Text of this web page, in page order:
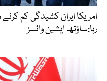
امریکا ایران کشیدگی کم کرنے
رہا:ساؤتھ ایشین وائسز